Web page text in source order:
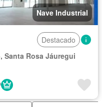
Nave Industrial
Destacado
Santa Rosa Jáuregui